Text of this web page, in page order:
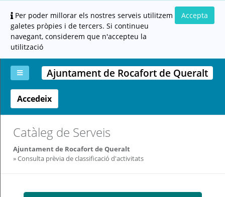
Per poder millorar els nostres serveis utilitzem
galetes pròpies i de tercers. Si continueu
navegant, considerem que n'accepteu la
utilització
Accepta
La
meva
carpeta
Aportar
documentació
Carpeta
ciutadana
(altres
administracions)
Altres
Ajuda
Ajuntament de Rocafort de Queralt
Accedeix
Catàleg de Serveis
Ajuntament de Rocafort de Queralt
Consulta prèvia de classificació d'activitats